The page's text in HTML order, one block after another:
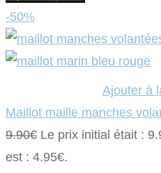
-50%
Ajouter à
Maillot maille manches
9.90€ Le prix initial était :
est : 4.95€.